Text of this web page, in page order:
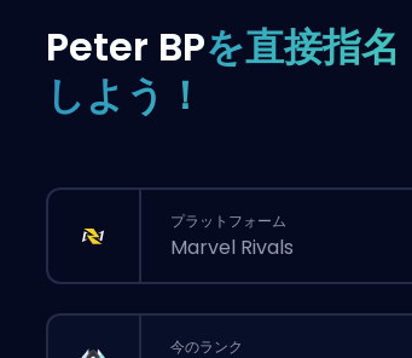
Peter BPを直接指名
しよう！
プラットフォーム
Marvel Rivals
今のランク